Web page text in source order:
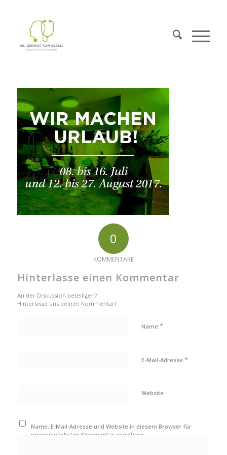
0
KOMMENTARE
Hinterlasse einen Kommentar
An der Diskussion beteiligen?
Hinterlasse uns deinen Kommentar!
Name *
E-Mail-Adresse *
Website
Name, E-Mail-Adresse und Website in diesem Browser für
meinen nächsten Kommentar speichern.